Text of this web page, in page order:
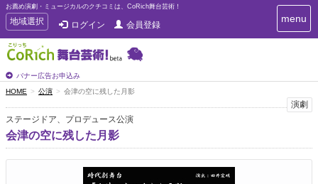
お薦め演劇・ミュージカルのクチコミは、CoRich舞台芸術！
T
o
g
g
e
n
a
v
i
g
地域選択 ログイン 会員登録
バナー広告お申込み
T
o
i
g
menu
HOME 公演 会津の空に残した月影
演劇
ステージドア、プロデュース公演
会津の空に残した月影